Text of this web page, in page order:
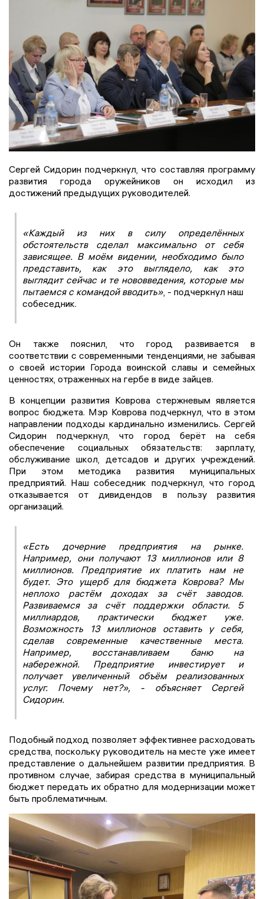
Сергей Сидорин подчеркнул, что составляя программу
развития города оружейников он исходил из
достижений предыдущих руководителей.
«Каждый из них в силу определённых
обстоятельств сделал максимально от себя
зависящее. В моём видении, необходимо было
представить, как это выглядело, как это
выглядит сейчас и те нововведения, которые мы
пытаемся с командой вводить», - подчеркнул наш
собеседник.
Он также пояснил, что город развивается в
соответствии с современными тенденциями, не забывая
о своей истории Города воинской славы и семейных
ценностях, отраженных на гербе в виде зайцев.
В концепции развития Коврова стержневым является
вопрос бюджета. Мэр Коврова подчеркнул, что в этом
направлении подходы кардинально изменились. Сергей
Сидорин подчеркнул, что город берёт на себя
обеспечение социальных обязательств: зарплату,
обслуживание школ, детсадов и других учреждений.
При этом методика развития муниципальных
предприятий. Наш собеседник подчеркнул, что город
отказывается от дивидендов в пользу развития
организаций.
«Есть дочерние предприятия на рынке.
Например, они получают 13 миллионов или 8
миллионов. Предприятие их платить нам не
будет. Это ущерб для бюджета Коврова? Мы
неплохо растём доходах за счёт заводов.
Развиваемся за счёт поддержки области. 5
миллиардов, практически бюджет уже.
Возможность 13 миллионов оставить у себя,
сделав современные качественные места.
Например, восстанавливаем баню на
набережной. Предприятие инвестирует и
получает увеличенный объём реализованных
услуг. Почему нет?», - объясняет Сергей
Сидорин.
Подобный подход позволяет эффективнее расходовать
средства, поскольку руководитель на месте уже имеет
представление о дальнейшем развитии предприятия. В
противном случае, забирая средства в муниципальный
бюджет передать их обратно для модернизации может
быть проблематичным.